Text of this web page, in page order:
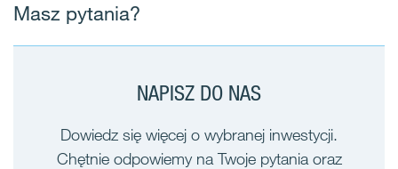
Masz pytania?
NAPISZ DO NAS
Dowiedz się więcej o wybranej inwestycji.
Chętnie odpowiemy na Twoje pytania oraz